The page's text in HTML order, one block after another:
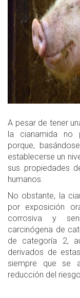
A pesar de tener
la cianamida no
porque,
establecerse un
sus propiedades
humanos.
No obstante, la
por exposición
corrosiva y
carcinógena de
de categoría 2,
derivados de
siempre que se
reducción del